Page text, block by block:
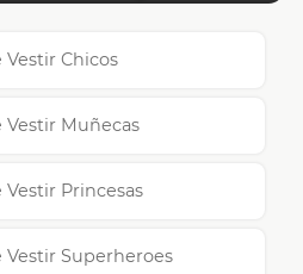
Vestir Chicos
Vestir Muñecas
Vestir Princesas
Vestir Superheroes